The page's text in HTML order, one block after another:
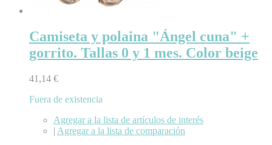
Camiseta y polaina "Ángel cuna" +
gorrito. Tallas 0 y 1 mes. Color beige
41,14 €
Fuera de existencia
Agregar a la lista de artículos de interés
| Agregar a la lista de comparación